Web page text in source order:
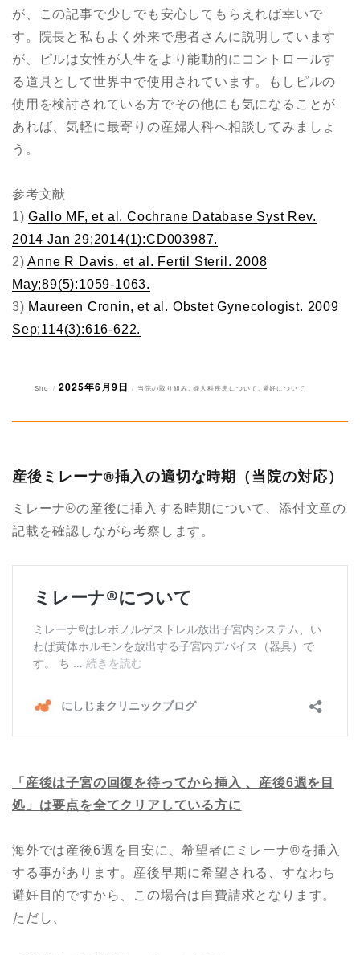
が、この記事で少しでも安心してもらえれば幸いで
す。院長と私もよく外来で患者さんに説明しています
が、ピルは女性が人生をより能動的にコントロールす
る道具として世界中で使用されています。もしピルの
使用を検討されている方でその他にも気になることが
あれば、気軽に最寄りの産婦人科へ相談してみましょ
う。
参考文献
1)Gallo MF, et al. Cochrane Database Syst Rev.
2014 Jan 29;2014(1):CD003987.
2)Anne R Davis, et al. Fertil Steril. 2008
May;89(5):1059-1063.
3) Maureen Cronin, et al. Obstet Gynecologist. 2009
Sep;114(3):616-622.
投
Sho
投
2025年6月9日
カ
当院の取り組み 婦人科疾患について 避妊について
産後ミレーナ®︎挿入の適切な時期（当院の対応）
ミレーナ®︎の産後に挿入する時期について、添付文章の
記載を確認しながら考察します。
「産後は子宮の回復を待ってから挿入 、産後6週 を目
処 」 は要点を全てクリアしている方に
海外では産後6週を目安に、希望者にミレーナ®︎を挿入
する事があります。産後早期に希望される、すなわち
避妊目的ですから、この場合は自費請求となります。
ただし、